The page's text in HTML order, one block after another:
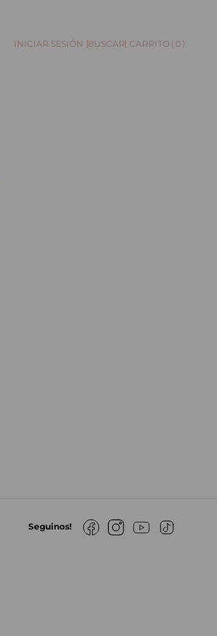
BUSCAR 0
Seguinos!